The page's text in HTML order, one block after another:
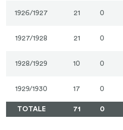
1926/1927 21 0
1927/1928 21 0
1928/1929 10 0
1929/1930 17 0
TOTALE 71 0